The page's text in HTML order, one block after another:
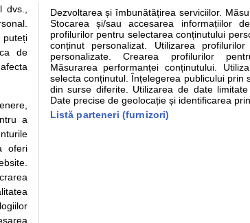
Specialitati medicale
disponibile pe sfatulmedicului.ro au scop informativ si
sfatuim, ca pe langa informatia primita pe sfatulmedicului.ro
medic Clickmed.
consumatorului
consumatorilor -
Alternativa a
0800.080.999
europene - CNAS
Sanatatii - ANMDM
Parteneri
Inscriere clinica
puteți
de
a
oferi
Dezvoltarea și îmbunătățirea serviciilor.
Stocarea și/sau accesarea informațiilor
profilurilor pentru selectarea conținutului
conținut personalizat. Utilizarea
personalizate. Crearea profilurilor
Măsurarea performanței conținutului.
selecta conținutul. Înțelegerea publicului prin
din surse diferite. Utilizarea de date
Date precise de geolocație și identificarea
Listă parteneri (furnizori)